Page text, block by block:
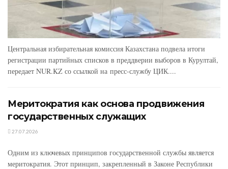
Центральная избирательная комиссия Казахстана подвела итоги
регистрации партийных списков в преддверии выборов в Курултай,
передает NUR.KZ со ссылкой на пресс-службу ЦИК....
Меритократия как основа продвижения
государственных служащих
27.07.2026
Одним из ключевых принципов государственной службы является
меритократия. Этот принцип, закрепленный в Законе Республики